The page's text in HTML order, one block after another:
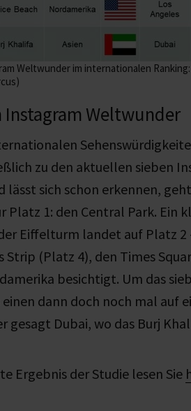
Weltwunder im internationalen
Instagram Weltwunder
zu den aktuellen sieben
lässt sich schon erkennen,
Platz 1: den Central Park.
Eiffelturm landet auf Platz
Strip (Platz 4), den Times
besichtigt. Um das
dann doch noch mal auf
gesagt Dubai, wo das Burj
Ergebnis der Studie lesen Sie